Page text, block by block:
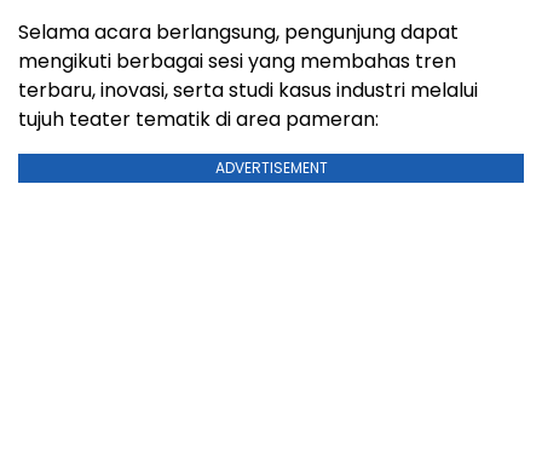
Selama acara berlangsung, pengunjung dapat
mengikuti berbagai sesi yang membahas tren
terbaru, inovasi, serta studi kasus industri melalui
tujuh teater tematik di area pameran:
ADVERTISEMENT